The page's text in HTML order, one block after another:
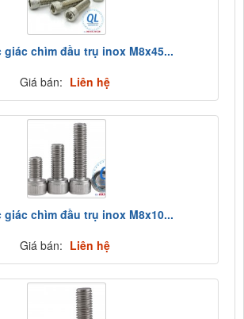
giác chìm đầu trụ inox M8x45...
Giá bán: Liên hệ
giác chìm đầu trụ inox M8x10...
Giá bán: Liên hệ